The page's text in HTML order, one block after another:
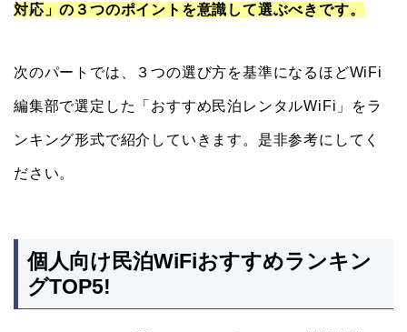
対応」の３つのポイントを意識して選ぶべきです。
次のパートでは、３つの選び方を基準になるほどWiFi
編集部で選定した「おすすめ民泊レンタルWiFi」をラ
ンキング形式で紹介していきます。是非参考にしてく
ださい。
個人向け民泊WiFiおすすめランキン
グTOP5!